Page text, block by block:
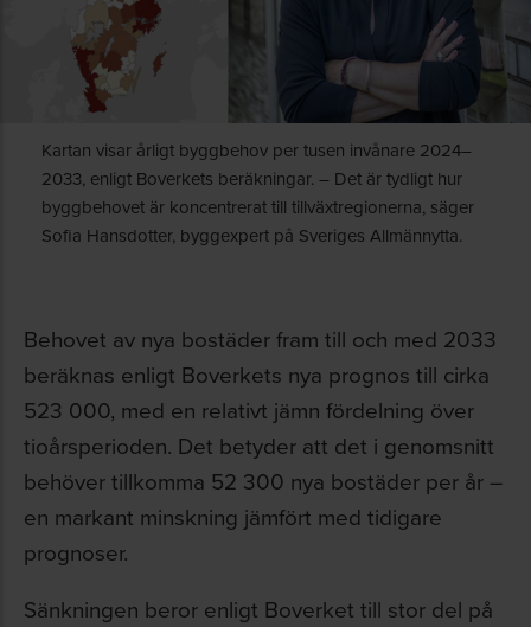
Kartan visar årligt byggbehov per tusen invånare 2024–
2033, enligt Boverkets beräkningar. – Det är tydligt hur
byggbehovet är koncentrerat till tillväxtregionerna, säger
Sofia Hansdotter, byggexpert på Sveriges Allmännytta.
Behovet av nya bostäder fram till och med 2033
beräknas enligt Boverkets nya prognos till cirka
523 000, med en relativt jämn fördelning över
tioårsperioden. Det betyder att det i genomsnitt
behöver tillkomma 52 300 nya bostäder per år –
en markant minskning jämfört med tidigare
prognoser.
Sänkningen beror enligt Boverket till stor del på